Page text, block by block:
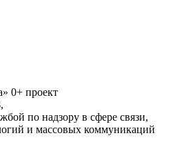
0+ проект
по надзору в сфере связи,
и массовых коммуникаций